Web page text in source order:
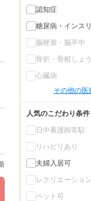
認知症
糖尿病・インス
脳梗塞・脳卒中
骨折・骨粗しょ
心臓病
その他の医
人気のこだわり条件
日中看護師常駐
リハビリあり
夫婦入居可
レクリエーショ
ペット可